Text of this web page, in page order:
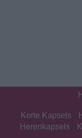
Korte Kapsels
Herenkapsels